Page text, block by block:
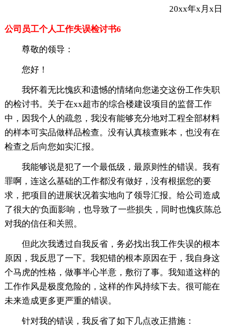
20xx年x月x日
公司员工个人工作失误检讨书6
尊敬的领导：
您好！
我怀着无比愧疚和遗憾的情绪向您递交这份工作失职
的检讨书。关于在xx超市的综合楼建设项目的监督工作
中，因我个人的疏忽，我没有能够充分地对工程全部材料
的样本可实品做样品检查。没有认真核查账本，也没有在
检查之后向您如实汇报。
我能够说是犯了一个最低级，最原则性的错误。我有
罪啊，连这么基础的工作都没有做好，没有根据您的要
求，把项目的进展状况着实地向了领导汇报。给公司造成
了很大的'负面影响，也导致了一些损失，同时也愧疚陈总
对我的信任和关照。
但此次我透过自我反省，务必找出我工作失误的根本
原因，我反思了一下。我犯错的根本原因在于，我自身这
个马虎的性格，做事半心半意，敷衍了事。我知道这样的
工作作风是极度危险的，这样的作风持续下去。很可能在
未来造成更多更严重的错误。
针对我的错误，我反省了如下几点改正措施：